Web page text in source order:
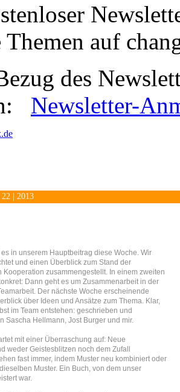
Themen auf
des
Newsletter-
22 | 2013
in unserem Hauptbeitrag diese Woche. Wir
und einen Überblick zum Stand der
Kooperation zusammengestellt. In einem zweiten
Dann geht es um Zusammenarbeit in der
Der nächste Woche erscheinende
über Ideen und Ansätze zum Thema. Klar,
im Team entstehen: geschrieben und
Sascha Hellmann, Jost Burger und mir.
mit einer Überraschung auf: Neue
weder Geistesblitzen noch dem Zufall
fast immer, indem Muster neu kombiniert oder
Muster. Ein Buch, von dem unser
war.